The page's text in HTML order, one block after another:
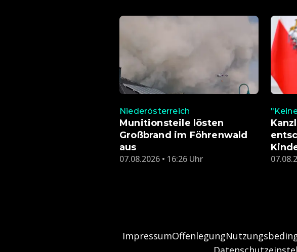
Niederösterreich
Munitionsteile lösten
Großbrand im Föhrenwald
aus
07.08.2026 • 16:26 Uhr
ImpressumOffenlegung